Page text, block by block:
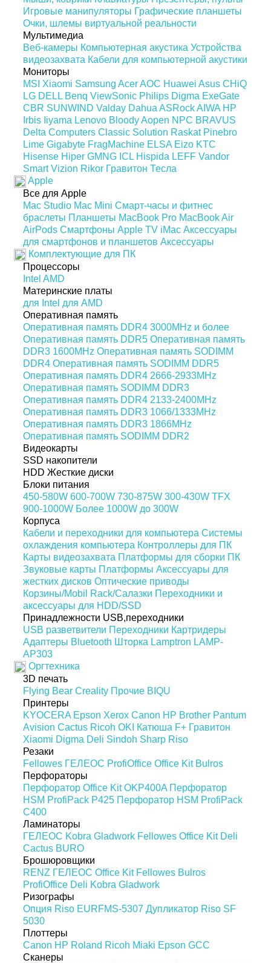
Игровые манипуляторы Графические планшеты
Очки, шлемы виртуальной реальности
Мультимедиа
Веб-камеры Компьютерная акустика Устройства
видеозахвата Кабели для компьютерной акустики
Мониторы
MSI Xiaomi Samsung AcerAOC Huawei Asus CHiQ
LG DELL Benq ViewSonic Philips Digma ExeGate
CBR SUNWIND Valday Dahua ASRockAIWA HP
Irbis Iiyama Lenovo BloodyAopen NPC BRAVUS
Delta Computers Classic Solution Raskat Pinebro
Lime Gigabyte FragMachine ELSA Eizo KTC
Hisense Hiper GMNG ICL Hispida LEFF Vandor
Smart Vizion Rikor Гравитон Тесла
Apple
Все для Apple
Mac Studio Mac Mini Смарт-часы и фитнес
браслеты Планшеты MacBook Pro MacBook Air
AirPods Смартфоны Apple TV iMac Аксессуары
для смартфонов и планшетов Аксессуары
Комплектующие для ПК
Процессоры
Intel AMD
Материнские платы
для Intel для AMD
Оперативная память
Оперативная память DDR4 3000MHz и более
Оперативная память DDR5 Оперативная память
DDR3 1600MHz Оперативная память SODIMM
DDR4 Оперативная память SODIMM DDR5
Оперативная память DDR4 2666-2933MHz
Оперативная память SODIMM DDR3
Оперативная память DDR4 2133-2400MHz
Оперативная память DDR3 1066/1333MHz
Оперативная память DDR3 1866MHz
Оперативная память SODIMM DDR2
Видеокарты
SSD накопители
HDD Жесткие диски
Блоки питания
450-580W 600-700W 730-875W 300-430W TFX
900-1000W Более 1000W до 300W
Корпуса
Кабели и переходники для компьютера Системы
охлаждения компьютера Контроллеры для ПК
Карты видеозахвата Платформы для сборки ПК
Звуковые карты Платформы Аксессуары для
жестких дисков Оптические приводы
Корзины/Mobil Rack/Салазки Переходники и
аксессуары для HDD/SSD
Принадлежности USB,переходники
USB разветвители Переходники Картридеры
Адаптеры Bluetooth Шторка Lamptron LAMP-
AP303
Оргтехника
3D печать
Flying Bear Creality Прочие BIQU
Принтеры
KYOCERA Epson Xerox Canon HP Brother Pantum
Avision Cactus Ricoh OKI Катюша F+ Гравитон
Xiaomi Digma Deli Sindoh Sharp Riso
Резаки
Fellowes ГЕЛЕОС ProfiOffice Office Kit Bulros
Перфораторы
Перфоратор Office Kit OKP400A Перфоратор
HSM ProfiPack P425 Перфоратор HSM ProfiPack
C400
Ламинаторы
ГЕЛЕОС Kobra Gladwork Fellowes Office Kit Deli
Cactus BURO
Брошюровщики
RENZ ГЕЛЕОС Office Kit Fellowes Bulros
ProfiOffice Deli Kobra Gladwork
Ризографы
Опция Riso EURFMS-5307 Дупликатор Riso SF
5030
Плоттеры
Canon HP Roland Ricoh Miaki Epson GCC
Сканеры